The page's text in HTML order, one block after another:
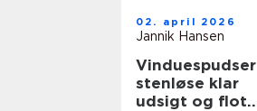
02. april 2026
Jannik Hansen
Vinduespudser
stenløse klar
udsigt og flot